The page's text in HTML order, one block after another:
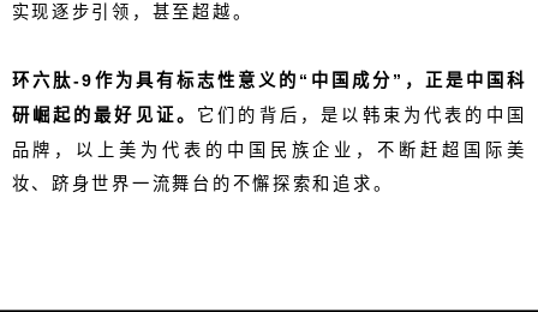
实现逐步引领，甚至超越。
环六肽-9作为具有标志性意义的 “ 中国成分” ，正是中国 科
研崛起的最好见证。 它们的背后，是以韩束为代表的中国
品牌，以上美为代表的中国民族企业，不断赶超国际美
妆、 跻身世界一流舞台的不懈探索和追求。